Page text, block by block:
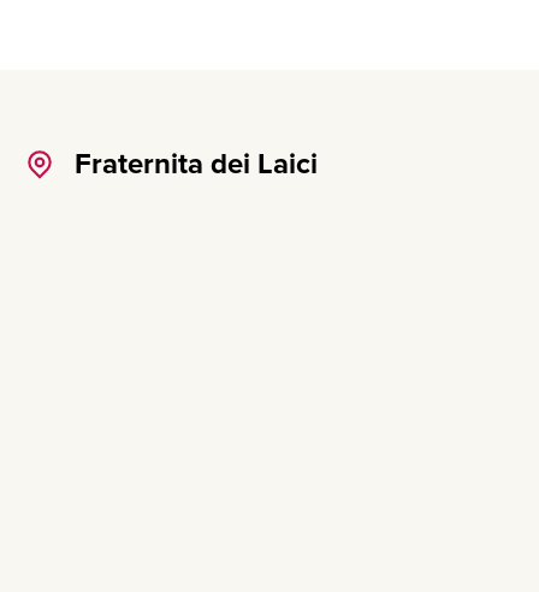
Fraternita dei Laici